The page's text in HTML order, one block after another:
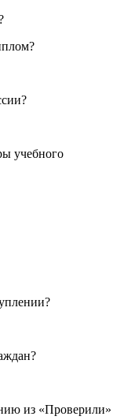
учебного
из «Проверили»